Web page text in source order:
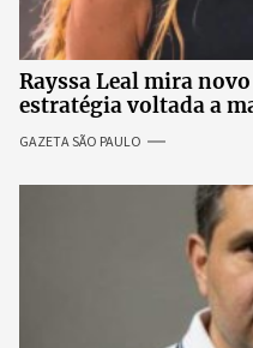
Rayssa Leal mira
estratégia voltada a
GAZETA SÃO PAULO